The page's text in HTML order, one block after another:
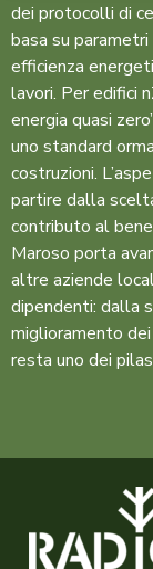
dei protocolli di
basa su
efficienza
lavori. Per edifici
energia quasi
uno standard
costruzioni.
partire dalla
contributo al
Maroso porta
altre aziende
dipendenti: dalla
miglioramento
resta uno dei